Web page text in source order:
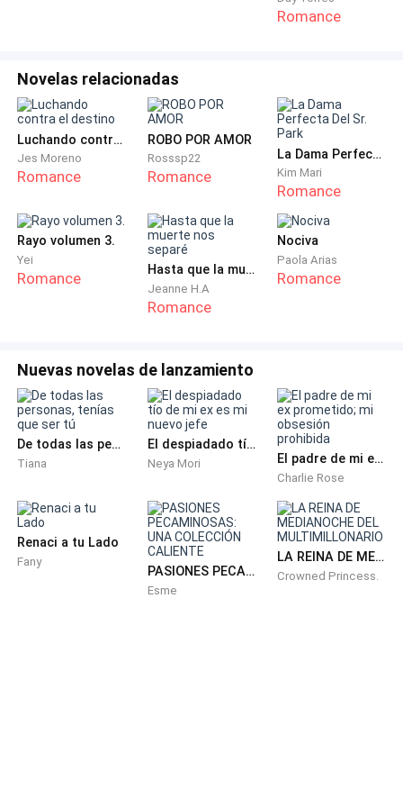
recompensar el esfuerzo de su equipo.
Humanos, manejando las entrevistas y la
contratación de nuevos talentos, Alex podía centrarse
en mantener su empresa en la cúspide de la industria.
Sus palabras resonaban en cada rincón de la oficina:
"No temo ser exigente; temo la mediocridad."
Un día, mientras revisaba unos informes en su oficina,
Alex recibió una llamada de Helena.
"Buenos días, Alex. Tengo una excelente candidata
para el puesto de asistente ejecutiva," dijo Helena.
Alex levantó una ceja, curioso. "¿Qué puedes decirme
"Su nombre es Laura Kim. Tiene una sólida formación
académica y experiencia en ventas. Lo que más me
impresionó fue su pasión y dedicación. Responde bien
bajo presión, y tiene ideas innovadoras que podrían
beneficiar a la empresa."
"Interesante," respondió Alex, con su tono
característicamente analítico. "¿Cuándo puedo
Romance
Novelas relacionadas
Luchando contra el destino
Jes Moreno
Romance
ROBO POR AMOR
Rosssp22
Romance
La Dama Perfecta Del Sr. Park
Kim Mari
Romance
Rayo volumen 3.
Yei
Romance Hasta que la muerte nos separé
Jeanne H.A
Romance
Nociva
Paola Arias
Romance
Nuevas novelas de lanzamiento
De todas las personas, tenías que ser tú
Tiana
El despiadado tío de mi ex es mi nuevo jefe
Neya Mori El padre de mi ex prometido; mi obsesión prohibida
Charlie Rose
Renaci a tu Lado
Fany
PASIONES PECAMINOSAS: UNA COLECCIÓN CALIENTE
Esme
LA REINA DE MEDIANOCHE DEL MULTIMILLONARIO
Crowned Princess.